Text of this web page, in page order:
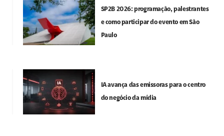
SP2B 2026: programação, palestrantes
e como participar do evento em São
Paulo
IA avança das emissoras para o centro
do negócio da mídia